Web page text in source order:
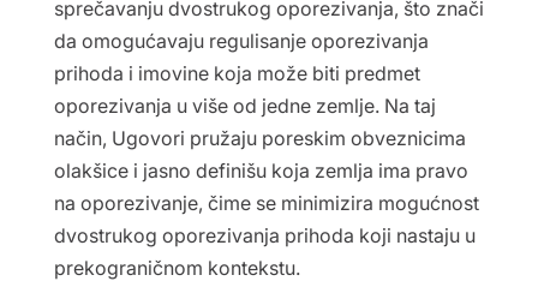
sprečavanju dvostrukog oporezivanja, što znači
da omogućavaju regulisanje oporezivanja
prihoda i imovine koja može biti predmet
oporezivanja u više od jedne zemlje. Na taj
način, Ugovori pružaju poreskim obveznicima
olakšice i jasno definišu koja zemlja ima pravo
na oporezivanje, čime se minimizira mogućnost
dvostrukog oporezivanja prihoda koji nastaju u
prekograničnom kontekstu.